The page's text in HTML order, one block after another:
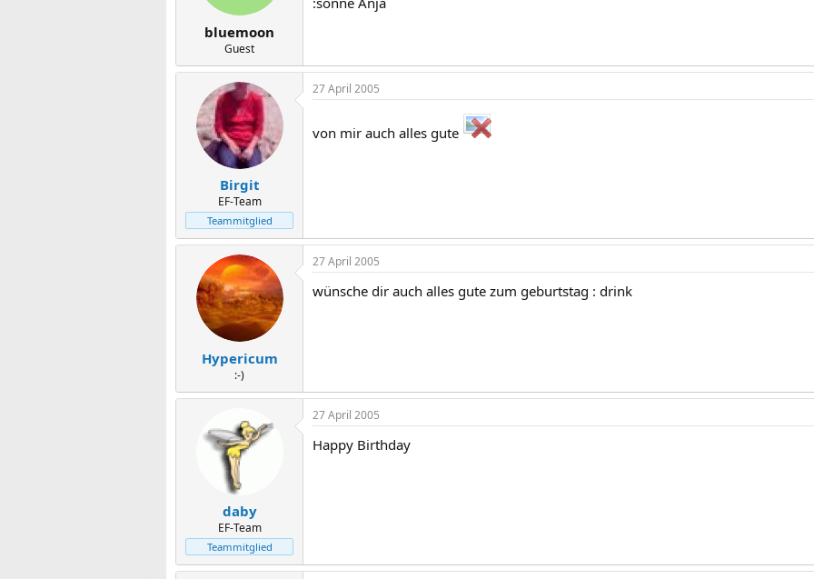
bluemoon
Guest
Birgit
EF-Team
Teammitglied
27 April 2005
von mir auch alles gute
Hypericum
:-)
27 April 2005
wünsche dir auch alles gute zum geburtstag : drink
daby
EF-Team
Teammitglied
27 April 2005
Happy Birthday